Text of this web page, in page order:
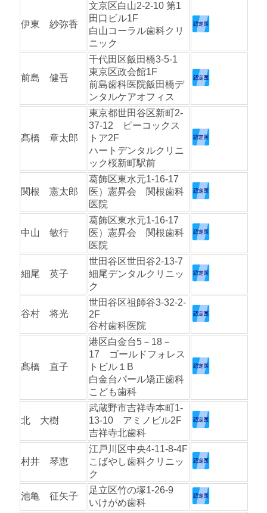
伊東 紗弥香
文京区白山2-2-10 第1
田口ビル1F
白山コーラル歯科クリ
ニック
前島 健吾
千代田区飯田橋3-5-1
東京区政会館1F
前島歯科医院飯田橋デ
ンタルケアオフィス
髙橋 章太郎
東京都世田谷区新町2-
37-12 ピーコックス
トア2F
ハートデンタルクリニ
ック桜新町駅前
関根 憲太郎
葛飾区東水元1-16-17
医）憲昇会 関根歯科
医院
中山 敏行
葛飾区東水元1-16-17
医）憲昇会 関根歯科
医院
細尾 英子
世田谷区世田谷2-13-7
細尾デンタルクリニッ
ク
谷村 将光
世田谷区祖師谷3-32-2-
2F
谷村歯科医院
髙橋 直子
港区白金台5－18－
17 ゴールドフォレス
トビル１B
白金台パール矯正歯科
こども歯科
北 大樹
武蔵野市吉祥寺本町1-
13-10 アミノビル2F
吉祥寺北歯科
村井 琴恵
江戸川区中央4-11-8-4F
こばやし歯科クリニッ
ク
池亀 征矢子
足立区竹の塚1-26-9
いけがめ歯科